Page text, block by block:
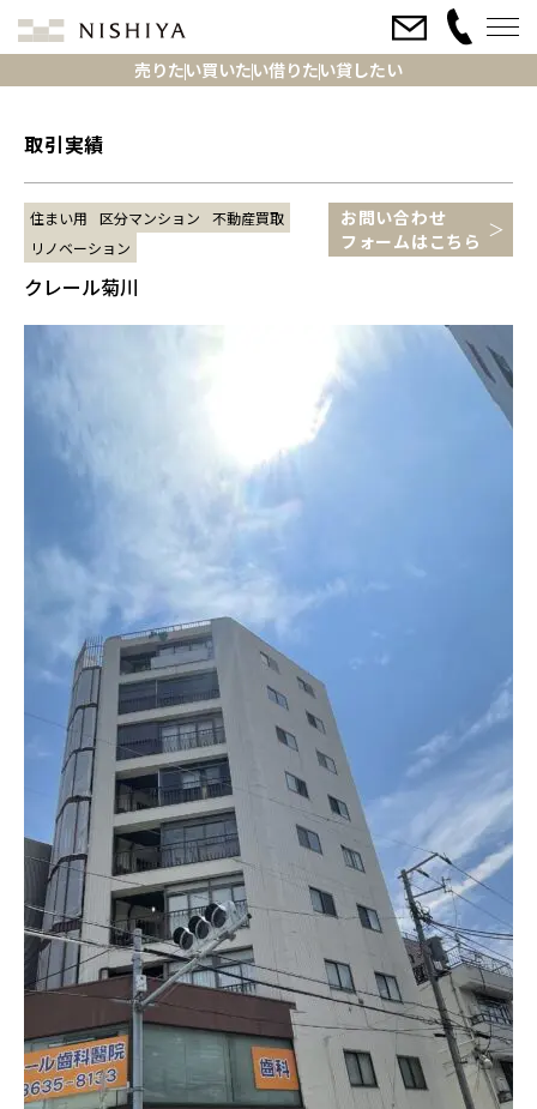
売りたい買いたい借りたい貸したい
取引実績
住まい用 区分マンション
不動産買取
リノベーション
お問い合わせ
フォームはこちら
クレール菊川